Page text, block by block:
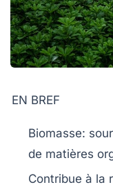
EN BREF
Biomasse:
de matières
Contribue à la